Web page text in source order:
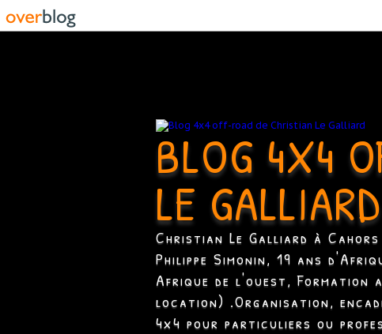
BLOG 4X4
LE GALLIARD
Christian Le Galliard à Cahors
Philippe Simonin, 19 ans
Afrique de l'ouest, Formation
location) .Organisation,
4x4 pour particuliers ou